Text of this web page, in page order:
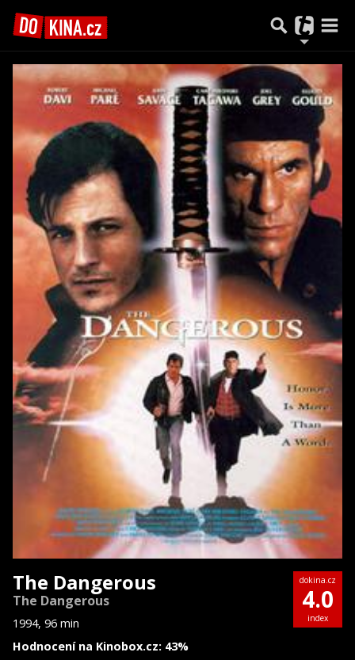
The Dangerous
The Dangerous
1994, 96 min
Hodnocení na Kinobox.cz: 43%
dokina.cz
4.0
index